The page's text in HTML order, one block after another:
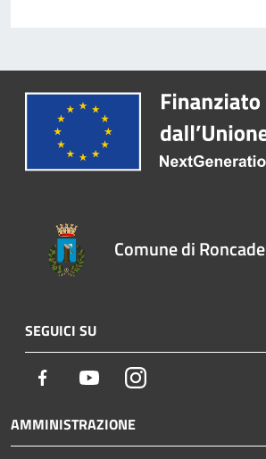
Comune di Roncade
SEGUICI SU
Facebook YoutubeInstagram
AMMINISTRAZIONE